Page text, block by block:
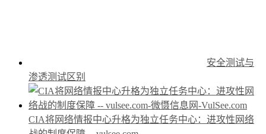
安全测试与
渗透测试区别
CIA将网络情报中心升格为独立任务中心：进攻性网络